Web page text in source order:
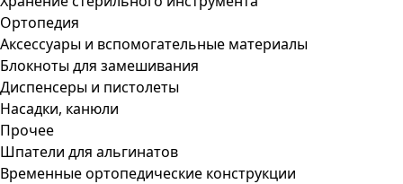
Ортопедия
Аксессуары и вспомогательные материалы
Блокноты для замешивания
Диспенсеры и пистолеты
Насадки, канюли
Прочее
Шпатели для альгинатов
Временные ортопедические конструкции